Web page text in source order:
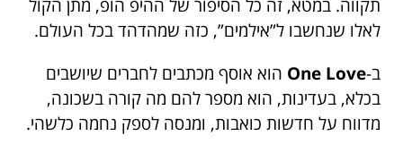
תקווה. במטא, זה כל הסיפור של ההיפ הופ, מתן הקול
לאלו שנחשבו ל”אילמים”, כזה שמהדהד בכל העולם.
ב-One Love הוא אוסף מכתבים לחברים שיושבים
בכלא, בעדינות, הוא מספר להם מה קורה בשכונה,
מדווח על חדשות כואבות, ומנסה לספק נחמה כלשהי.